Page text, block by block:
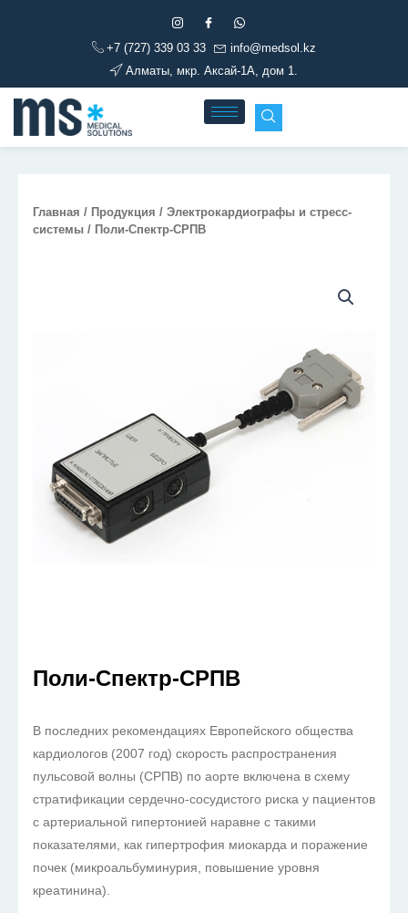
+7 (727) 339 03 33
info@medsol.kz
Алматы, мкр. Аксай-1А, дом 1.
Главная / Продукция / Электрокардиографы и стресс-
системы / Поли-Спектр-СРПВ
Поли-Спектр-СРПВ
В последних рекомендациях Европейского общества
кардиологов (2007 год) скорость распространения
пульсовой волны (СРПВ) по аорте включена в схему
стратификации сердечно-сосудистого риска у пациентов
с артериальной гипертонией наравне с такими
показателями, как гипертрофия миокарда и поражение
почек (микроальбуминурия, повышение уровня
креатинина).